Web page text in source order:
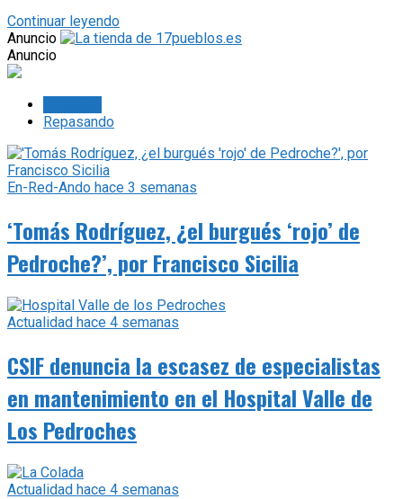
Continuar leyendo
Anuncio
Anuncio
Repasando
En-Red-Ando hace 3 semanas
‘Tomás Rodríguez, ¿el burgués ‘rojo’ de
Pedroche?’, por Francisco Sicilia
Actualidad hace 4 semanas
CSIF denuncia la escasez de especialistas
en mantenimiento en el Hospital Valle de
Los Pedroches
Actualidad hace 4 semanas